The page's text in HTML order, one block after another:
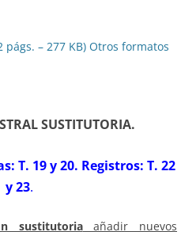
págs. – 277 KB) Otros formatos
SUSTITUTORIA.
T. 19 y 20. Registros: T. 22
y 23.
sustitutoriaañadir nuevos